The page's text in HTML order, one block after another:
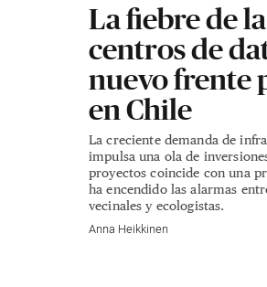
La fiebre de
centros de
nuevo frente
en Chile
La creciente demanda de
impulsa una ola de
proyectos coincide con una
ha encendido las alarmas
vecinales y ecologistas.
Anna Heikkinen